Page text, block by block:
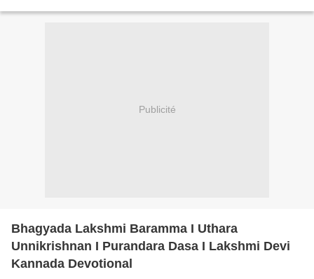
Publicité
Bhagyada Lakshmi Baramma I Uthara
Unnikrishnan I Purandara Dasa I Lakshmi Devi
Kannada Devotional